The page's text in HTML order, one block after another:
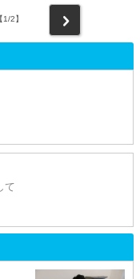
1/2】
て